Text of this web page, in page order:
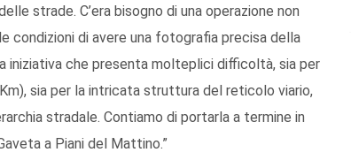
strade. C’era bisogno di una operazione non
condizioni di avere una fotografia precisa della
iniziativa che presenta molteplici difficoltà, sia per
sia per la intricata struttura del reticolo viario,
stradale. Contiamo di portarla a termine in
a Piani del Mattino.”